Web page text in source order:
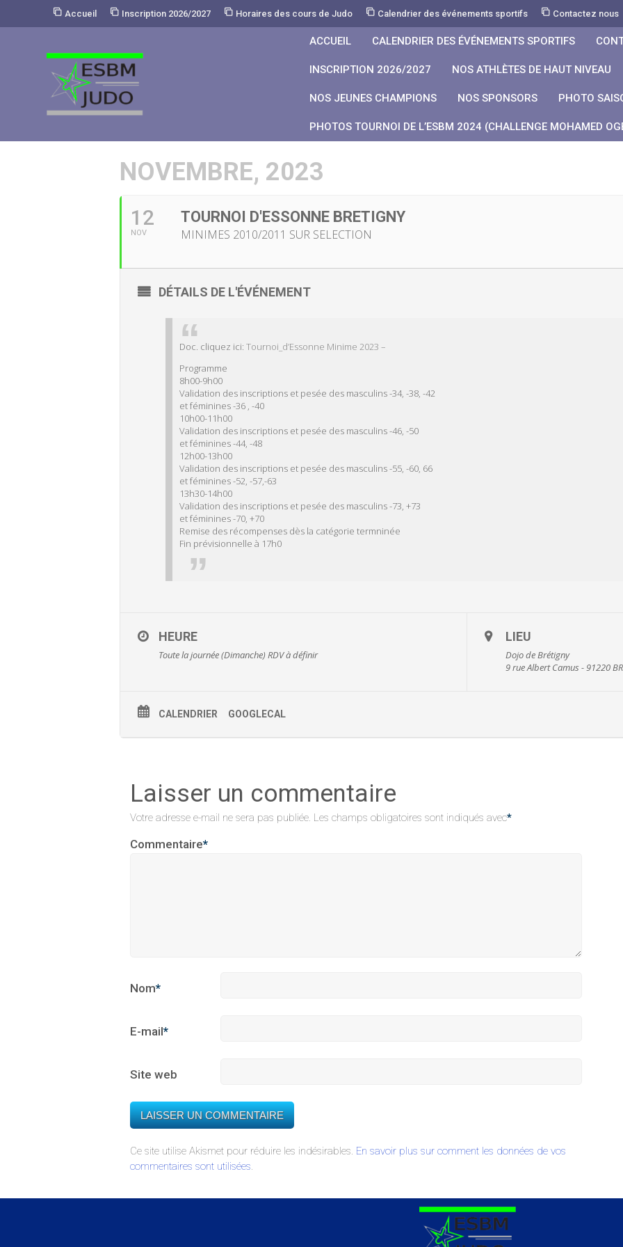
Accueil Inscription 2026/2027 Horaires des cours de Judo Calendrier des événements sportifs Contactez nous
ACCUEIL CALENDRIER DES ÉVÉNEMENTS SPORTIFS
INSCRIPTION 2026/2027 NOS ATHLÈTES DE HAUT NIVEAU
NOS JEUNES CHAMPIONS NOS SPONSORS PHOTO
PHOTOS TOURNOI DE L’ESBM 2024 (CHALLENGE MOHAMED
NOVEMBRE, 2023
12
NOV
TOURNOI D'ESSONNE BRETIGNY
MINIMES 2010/2011 SUR SELECTION
DÉTAILS DE L'ÉVÉNEMENT
Doc. cliquez ici: Tournoi_d’Essonne Minime 2023 –
Programme
8h00-9h00
Validation des inscriptions et pesée des masculins -34, -38, -42
et féminines -36 , -40
10h00-11h00
Validation des inscriptions et pesée des masculins -46, -50
et féminines -44, -48
12h00-13h00
Validation des inscriptions et pesée des masculins -55, -60, 66
et féminines -52, -57,-63
13h30-14h00
Validation des inscriptions et pesée des masculins -73, +73
et féminines -70, +70
Remise des récompenses dès la catégorie termninée
Fin prévisionnelle à 17h0
HEURE
Toute la journée (Dimanche)RDV à définir
LIEU
Dojo de Brétigny
9 rue Albert Camus - 91220
CALENDRIER GOOGLECAL
Laisser un commentaire
Votre adresse e-mail ne sera pas publiée. Les champs obligatoires sont indiqués avec*
Commentaire*
Nom*
E-mail*
Site web
Ce site utilise Akismet pour réduire les indésirables. En savoir plus sur comment les données de vos
commentaires sont utilisées.